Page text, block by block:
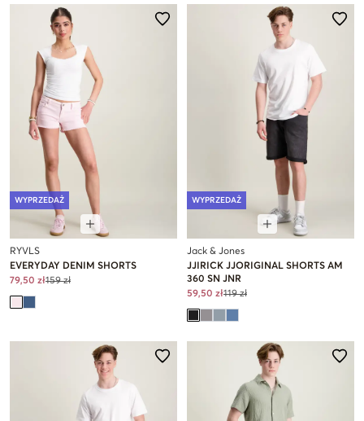
WYPRZEDAŻ
RYVLS
EVERYDAY DENIM SHORTS
79,50 zł159 zł
WYPRZEDAŻ
Jack & Jones
JJIRICK JJORIGINAL SHORTS AM
360 SN JNR
59,50 zł119 zł